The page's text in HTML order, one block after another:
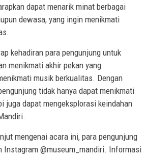
dapat menarik minat berbagai
dewasa, yang ingin menikmati
kehadiran para pengunjung untuk
menikmati akhir pekan yang
musik berkualitas. Dengan
tidak hanya dapat menikmati
juga dapat mengeksplorasi keindahan
mengenai acara ini, para pengunjung
Instagram @museum_mandiri. Informasi